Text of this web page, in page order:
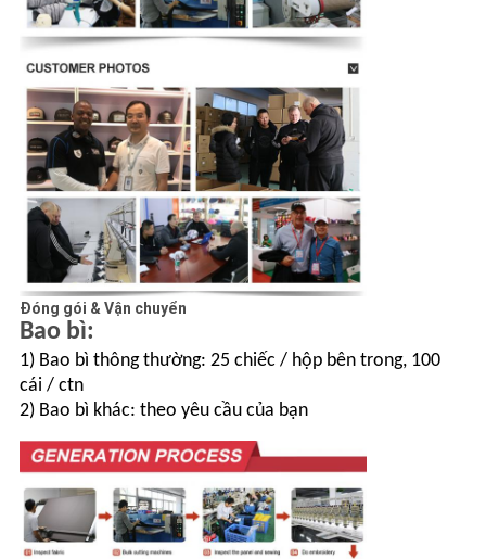
Đóng gói & Vận chuyển
Bao bì:
1) Bao bì thông thường: 25 chiếc / hộp bên trong, 100
cái / ctn
2) Bao bì khác: theo yêu cầu của bạn